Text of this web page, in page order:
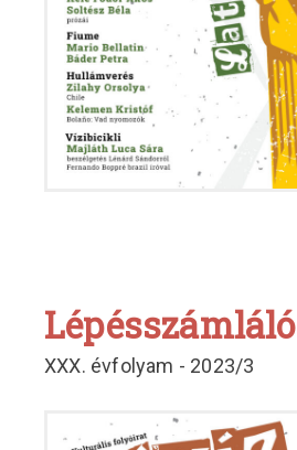
Lépésszámláló
XXX. évfolyam - 2023/3